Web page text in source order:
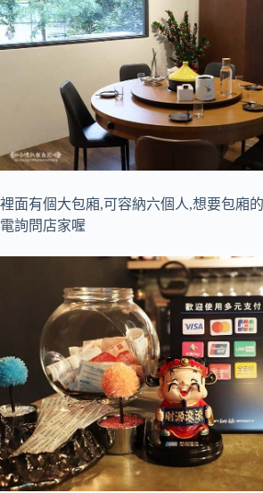
裡面有個大包廂,可容納六個人,想要包廂
電詢問店家喔